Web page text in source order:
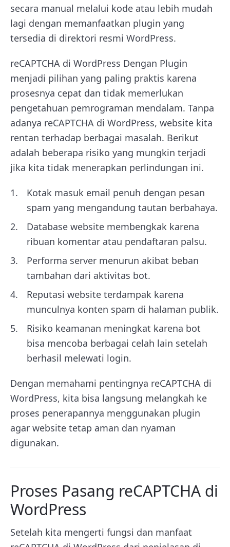
secara manual melalui kode atau lebih mudah
lagi dengan memanfaatkan plugin yang
tersedia di direktori resmi WordPress.
reCAPTCHA di WordPress Dengan Plugin
menjadi pilihan yang paling praktis karena
prosesnya cepat dan tidak memerlukan
pengetahuan pemrograman mendalam. Tanpa
adanya reCAPTCHA di WordPress, website kita
rentan terhadap berbagai masalah. Berikut
adalah beberapa risiko yang mungkin terjadi
jika kita tidak menerapkan perlindungan ini.
Kotak masuk email penuh dengan pesan
spam yang mengandung tautan berbahaya.
Database website membengkak karena
ribuan komentar atau pendaftaran palsu.
Performa server menurun akibat beban
tambahan dari aktivitas bot.
Reputasi website terdampak karena
munculnya konten spam di halaman publik.
Risiko keamanan meningkat karena bot
bisa mencoba berbagai celah lain setelah
berhasil melewati login.
Dengan memahami pentingnya reCAPTCHA di
WordPress, kita bisa langsung melangkah ke
proses penerapannya menggunakan plugin
agar website tetap aman dan nyaman
digunakan.
Proses Pasang reCAPTCHA di
WordPress
Setelah kita mengerti fungsi dan manfaat